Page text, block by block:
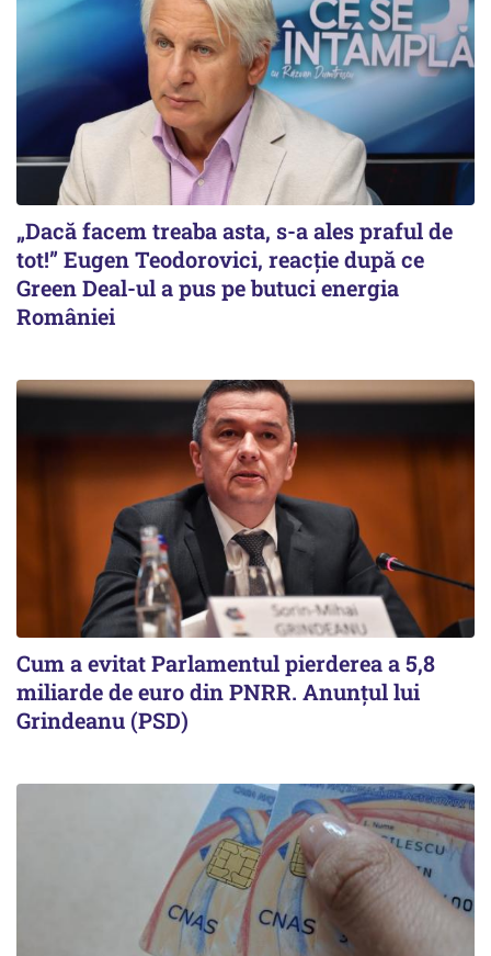
„Dacă facem treaba asta, s-a ales praful de
tot!” Eugen Teodorovici, reacție după ce
Green Deal-ul a pus pe butuci energia
României
Cum a evitat Parlamentul pierderea a 5,8
miliarde de euro din PNRR. Anunțul lui
Grindeanu (PSD)